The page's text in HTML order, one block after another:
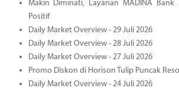
Makin Diminati, Layanan MADINA Bank
Positif
Daily Market Overview - 29 Juli 2026
Daily Market Overview - 28 Juli 2026
Daily Market Overview - 27 Juli 2026
Promo Diskon di Horison Tulip Puncak
Daily Market Overview - 24 Juli 2026